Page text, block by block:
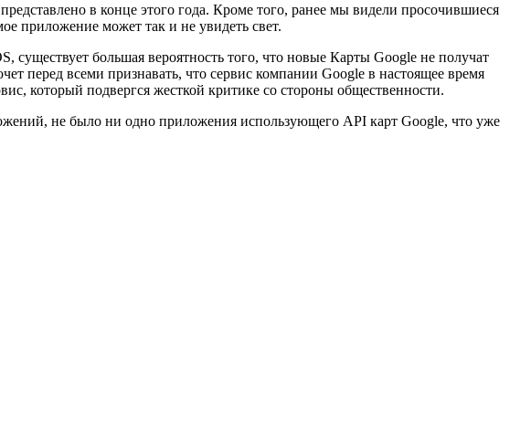
представлено в конце этого года. Кроме того, ранее мы видели просочившиеся
приложение может так и не увидеть свет.
существует большая вероятность того, что новые Карты Google не получат
перед всеми признавать, что сервис компании Google в настоящее время
который подвергся жесткой критике со стороны общественности.
не было ни одно приложения использующего API карт Google, что уже